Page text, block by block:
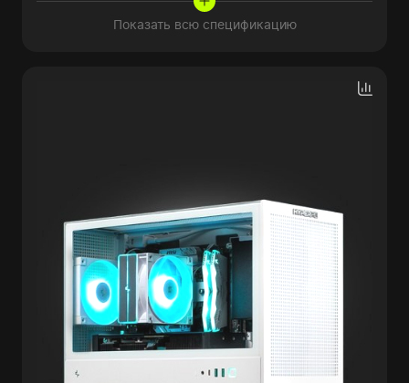
Показать всю спецификацию